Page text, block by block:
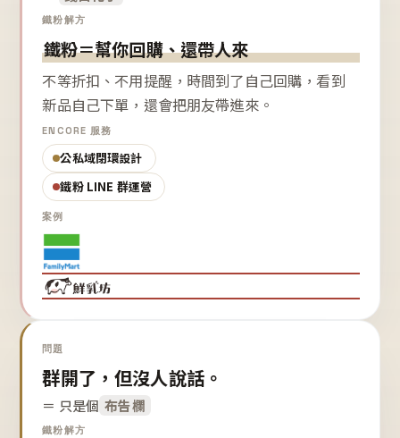
鐵粉解方
鐵粉＝幫你回購、還帶人來
不等折扣、不用提醒，時間到了自己回購，看到
新品自己下單，還會把朋友帶進來。
ENCORE 服務
公私域閉環設計
鐵粉 LINE 群運營
案例
問題
群開了，但沒人說話。
＝ 只是個 布告欄
鐵粉解方